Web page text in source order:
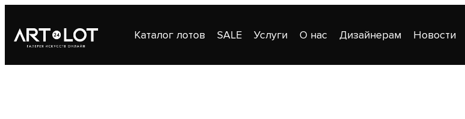
Каталог лотов SALE Услуги О нас Дизайнерам Новости